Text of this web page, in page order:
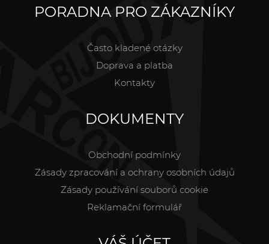
PORADNA PRO ZÁKAZNÍKY
Často kladené otázky
Doprava a platba
Kontakty
DOKUMENTY
Obchodní podmínky
Zásady zpracování a ochrany osobních údajů
Zásady používání souborů cookie
Reklamační formulář